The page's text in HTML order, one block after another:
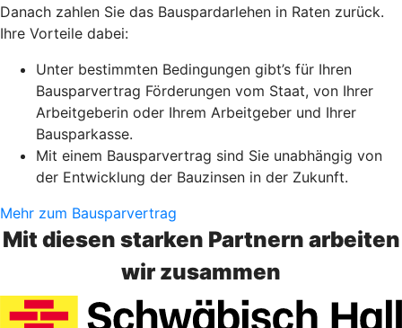
Danach zahlen Sie das Bauspardarlehen in Raten zurück.
Ihre Vorteile dabei:
Unter bestimmten Bedingungen gibt’s für Ihren
Bausparvertrag Förderungen vom Staat, von Ihrer
Arbeitgeberin oder Ihrem Arbeitgeber und Ihrer
Bausparkasse.
Mit einem Bausparvertrag sind Sie unabhängig von
der Entwicklung der Bauzinsen in der Zukunft.
Mehr zum Bausparvertrag
Mit diesen starken Partnern arbeiten
wir zusammen